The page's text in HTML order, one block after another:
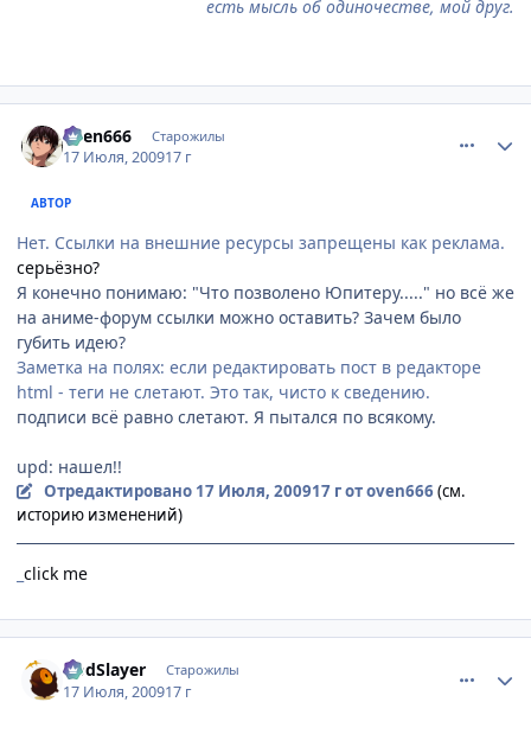
есть мысль об одиночестве, мой друг.
oven666 Старожилы
17 Июля, 200917 г
АВТОР
Нет. Ссылки на внешние ресурсы запрещены как реклама.
серьёзно?
Я конечно понимаю: "Что позволено Юпитеру....." но всё же
на аниме-форум ссылки можно оставить? Зачем было
губить идею?
Заметка на полях: если редактировать пост в редакторе
html - теги не слетают. Это так, чисто к сведению.
подписи всё равно слетают. Я пытался по всякому.
upd: нашел!!
Отредактировано 17 Июля, 200917 гот oven666 (см.
историю изменений)
click me
GodSlayer Старожилы
17 Июля, 200917 г